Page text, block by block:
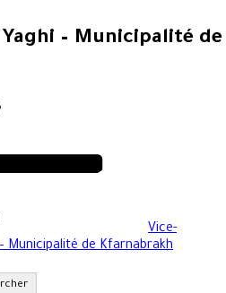
– Municipalité de
Vice-
Municipalité de Kfarnabrakh